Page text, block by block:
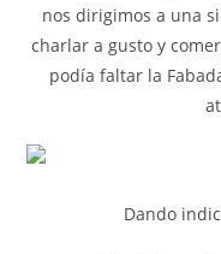
nos dirigimos a una
charlar a gusto y
podía faltar la
Dando